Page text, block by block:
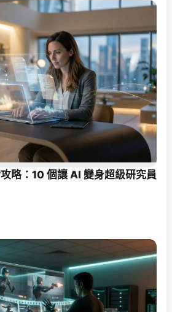
略：10 個讓 AI 變身超級研究員